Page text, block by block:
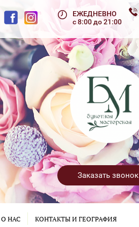
ЕЖЕДНЕВНО
с 8:00 до 21:00
Заказать звонок
О НАС КОНТАКТЫ И ГЕОГРАФИЯ